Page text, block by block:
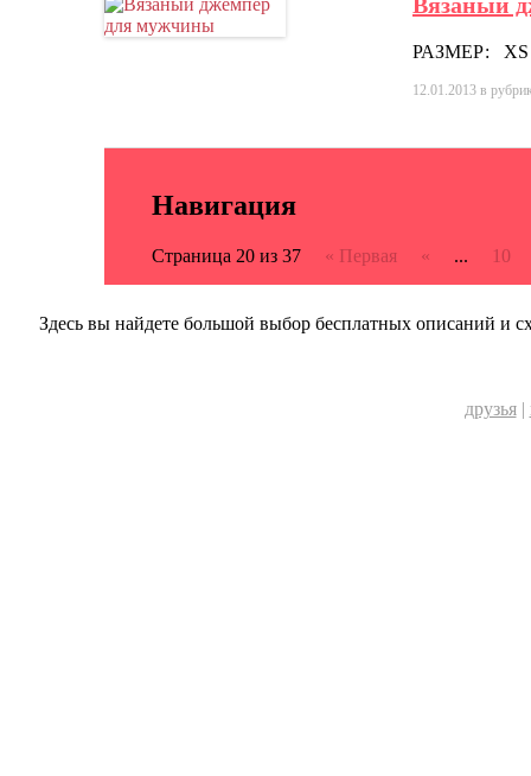
РАЗМЕР: XS
12.01.2013 в
Навигация
Страница 20 из 37 « Первая « ... 10
Здесь вы найдете большой выбор бесплатных описаний и
друзья|